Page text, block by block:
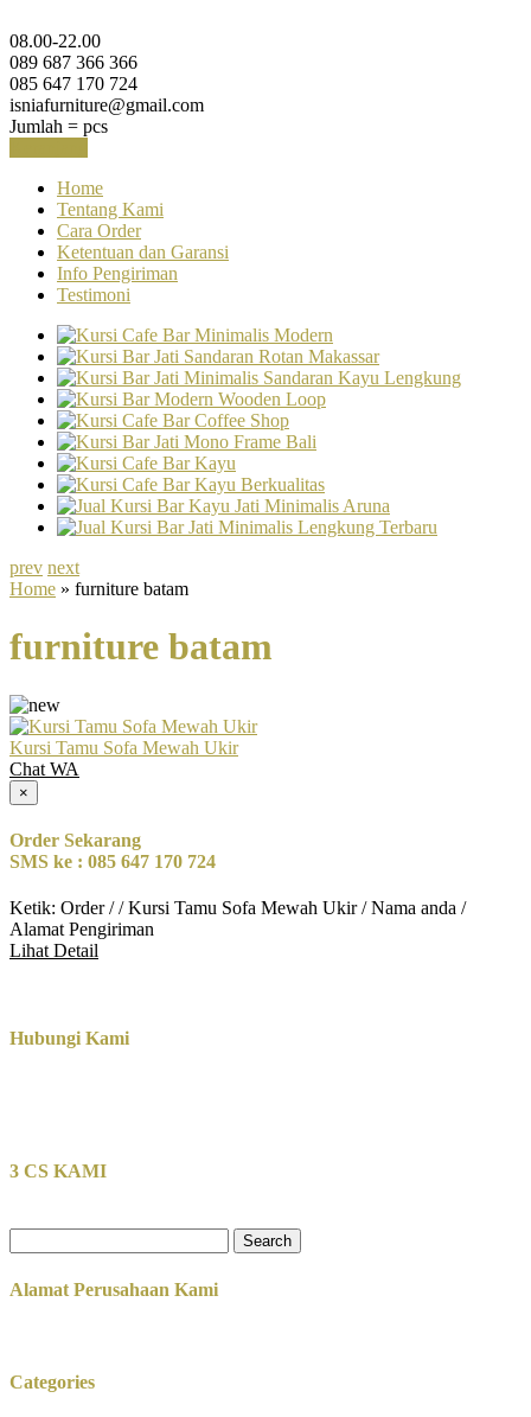
08.00-22.00
089 687 366 366
085 647 170 724
isniafurniture@gmail.com
Jumlah = pcs
Home
Tentang Kami
Cara Order
Ketentuan dan Garansi
Info Pengiriman
Testimoni
prev next
Home » furniture batam
furniture batam
Kursi Tamu Sofa Mewah Ukir
Chat WA
×
Order Sekarang
SMS ke : 085 647 170 724
Ketik: Order / / Kursi Tamu Sofa Mewah Ukir / Nama anda /
Alamat Pengiriman
Lihat Detail
Hubungi Kami
3 CS KAMI
for:
Alamat Perusahaan Kami
Categories